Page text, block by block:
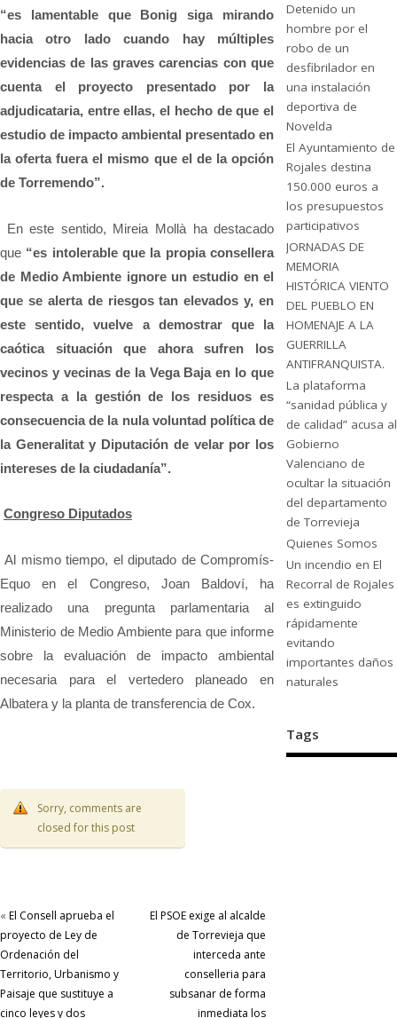
“es lamentable que Bonig siga mirando
hacia otro lado cuando hay múltiples
evidencias de las graves carencias con que
cuenta el proyecto presentado por la
adjudicataria, entre ellas, el hecho de que el
estudio de impacto ambiental presentado en
la oferta fuera el mismo que el de la opción
de Torremendo”.
En este sentido, Mireia Mollà ha destacado
que “es intolerable que la propia consellera
de Medio Ambiente ignore un estudio en el
que se alerta de riesgos tan elevados y, en
este sentido, vuelve a demostrar que la
caótica situación que ahora sufren los
vecinos y vecinas de la Vega Baja en lo que
respecta a la gestión de los residuos es
consecuencia de la nula voluntad política de
la Generalitat y Diputación de velar por los
intereses de la ciudadanía”.
Congreso Diputados
Al mismo tiempo, el diputado de Compromís-
Equo en el Congreso, Joan Baldoví, ha
realizado una pregunta parlamentaria al
Ministerio de Medio Ambiente para que informe
sobre la evaluación de impacto ambiental
necesaria para el vertedero planeado en
Albatera y la planta de transferencia de Cox.
Sorry, comments are
closed for this post
« El Consell aprueba el
proyecto de Ley de
Ordenación del
Territorio, Urbanismo y
Paisaje que sustituye a
cinco leyes y dos
El PSOE exige al alcalde
de Torrevieja que
interceda ante
conselleria para
subsanar de forma
inmediata los
Detenido un
hombre por el
robo de un
desfibrilador en
una instalación
deportiva de
Novelda
El Ayuntamiento de
Rojales destina
150.000 euros a
los presupuestos
participativos
JORNADAS DE
MEMORIA
HISTÓRICA VIENTO
DEL PUEBLO EN
HOMENAJE A LA
GUERRILLA
ANTIFRANQUISTA.
La plataforma
“sanidad pública y
de calidad” acusa al
Gobierno
Valenciano de
ocultar la situación
del departamento
de Torrevieja
Quienes Somos
Un incendio en El
Recorral de Rojales
es extinguido
rápidamente
evitando
importantes daños
naturales
Tags